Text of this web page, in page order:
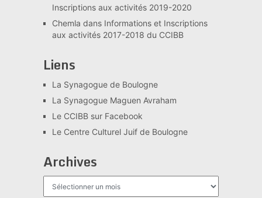
Inscriptions aux activités 2019-2020
Chemla dans Informations et Inscriptions
aux activités 2017-2018 du CCIBB
Liens
La Synagogue de Boulogne
La Synagogue Maguen Avraham
Le CCIBB sur Facebook
Le Centre Culturel Juif de Boulogne
Archives